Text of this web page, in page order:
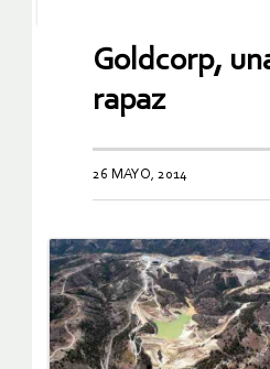
Goldcorp,
rapaz
26 MAYO, 2014